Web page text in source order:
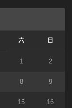
六 日
1 2
8 9
15 16